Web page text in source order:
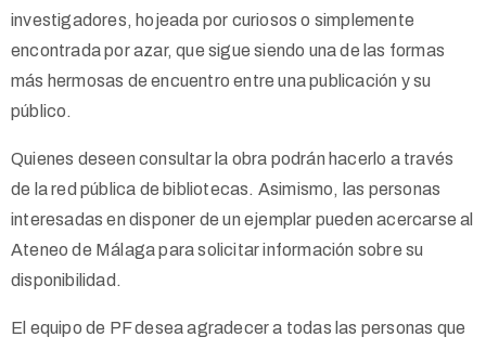
investigadores, hojeada por curiosos o simplemente
encontrada por azar, que sigue siendo una de las formas
más hermosas de encuentro entre una publicación y su
público.
Quienes deseen consultar la obra podrán hacerlo a través
de la red pública de bibliotecas. Asimismo, las personas
interesadas en disponer de un ejemplar pueden acercarse al
Ateneo de Málaga para solicitar información sobre su
disponibilidad.
El equipo de PF desea agradecer a todas las personas que